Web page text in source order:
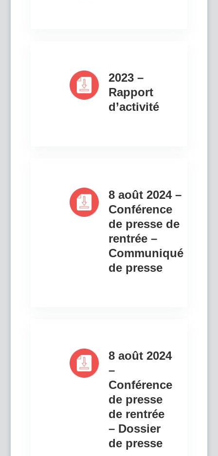
2023 –
Rapport
d’activité
8 août 2024 –
Conférence
de presse de
rentrée –
Communiqué
de presse
8 août 2024
–
Conférence
de presse
de rentrée
– Dossier
de presse